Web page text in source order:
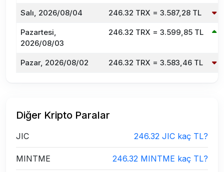
Salı, 2026/08/04 246.32 TRX = 3.587,28 TL
Pazartesi,
2026/08/03
246.32 TRX = 3.599,85 TL
Pazar, 2026/08/02 246.32 TRX = 3.583,46 TL
Diğer Kripto Paralar
JIC 246.32 JIC kaç TL?
MINTME 246.32 MINTME kaç TL?